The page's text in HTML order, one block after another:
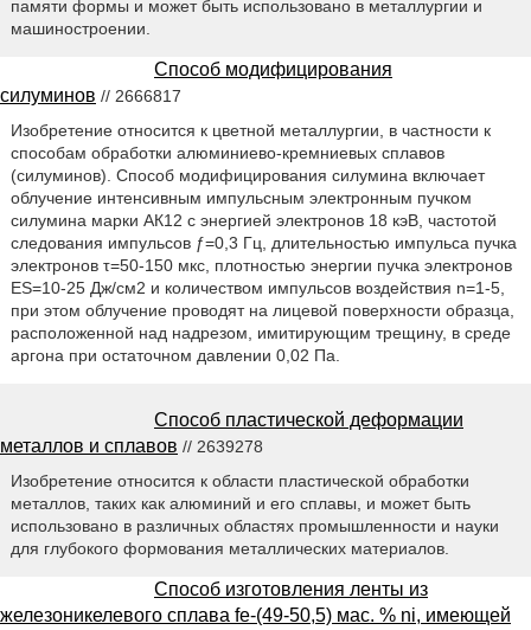
памяти формы и может быть использовано в металлургии и
машиностроении.
Способ модифицирования
силуминов // 2666817
Изобретение относится к цветной металлургии, в частности к
способам обработки алюминиево-кремниевых сплавов
(силуминов). Способ модифицирования силумина включает
облучение интенсивным импульсным электронным пучком
силумина марки АК12 с энергией электронов 18 кэВ, частотой
следования импульсов ƒ=0,3 Гц, длительностью импульса пучка
электронов τ=50-150 мкс, плотностью энергии пучка электронов
ES=10-25 Дж/см2 и количеством импульсов воздействия n=1-5,
при этом облучение проводят на лицевой поверхности образца,
расположенной над надрезом, имитирующим трещину, в среде
аргона при остаточном давлении 0,02 Па.
Способ пластической деформации
металлов и сплавов // 2639278
Изобретение относится к области пластической обработки
металлов, таких как алюминий и его сплавы, и может быть
использовано в различных областях промышленности и науки
для глубокого формования металлических материалов.
Способ изготовления ленты из
железоникелевого сплава fe-(49-50,5) мас. % ni, имеющей